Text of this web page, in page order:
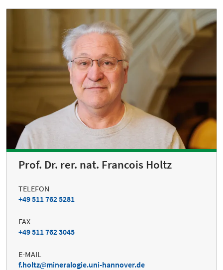
Prof. Dr. rer. nat. Francois Holtz
TELEFON
+49 511 762 5281
FAX
+49 511 762 3045
E-MAIL
f.holtz
mineralogie.uni-hannover.de